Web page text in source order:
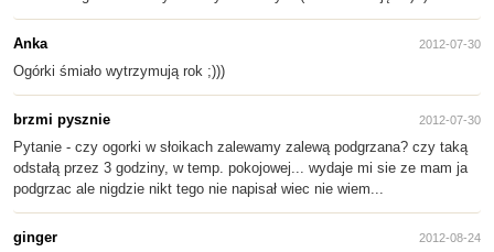
Anka 2012-07-30
Ogórki śmiało wytrzymują rok ;)))
brzmi pysznie 2012-07-30
Pytanie - czy ogorki w słoikach zalewamy zalewą podgrzana? czy taką
odstałą przez 3 godziny, w temp. pokojowej... wydaje mi sie ze mam ja
podgrzac ale nigdzie nikt tego nie napisał wiec nie wiem...
ginger 2012-08-24